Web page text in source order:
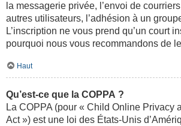
la messagerie privée, l’envoi de
autres utilisateurs, l’adhésion à un
L’inscription ne vous prend qu’un court
pourquoi nous vous recommandons de
Haut
Qu’est-ce que la COPPA ?
La COPPA (pour « Child Online Privacy
Act ») est une loi des États-Unis